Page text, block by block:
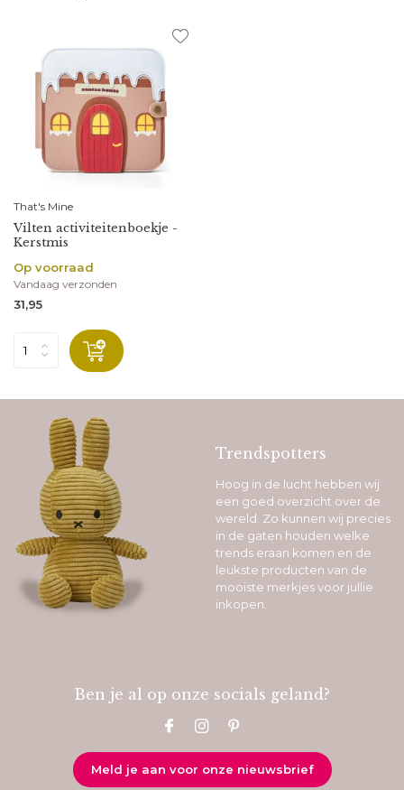
That's Mine
Vilten activiteitenboekje -
Kerstmis
Op voorraad
Vandaag verzonden
31,95
Trendspotters
Hoog in de lucht hebben wij
een goed overzicht over de
wereld. Zo kunnen wij precies
in de gaten houden welke
trends eraan komen en de
leukste producten van de
mooiste merkjes voor jullie
inkopen.
Ben je al op onze socials geland?
Meld je aan voor onze nieuwsbrief